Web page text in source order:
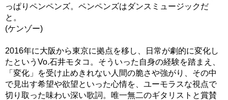
っぱりペンペンズ。ペンペンズはダンスミュージックだ
と。
(ケンゾー)
2016年に大阪から東京に拠点を移し、日常が劇的に変化し
たというVo.石井モタコ。そういった自身の経験を踏まえ、
「変化」を受け止めきれない人間の脆さや強がり、その中
で見出す希望や欲望といった心情を、ユーモラスな視点で
切り取った味わい深い歌詞。唯一無二のギタリストと賞賛